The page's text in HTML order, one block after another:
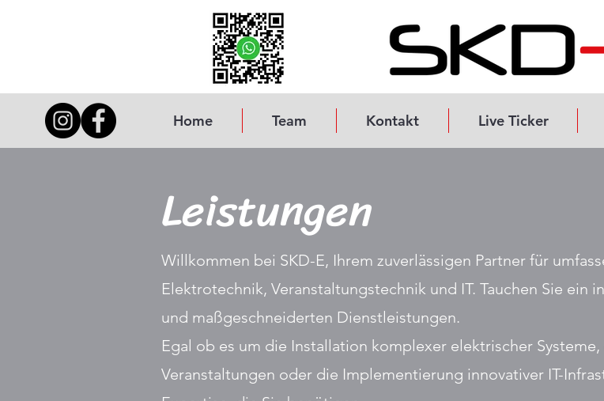
Home Team Kontakt Live Ticker
Leistungen
Willkommen bei SKD-E, Ihrem zuverlässigen Partner für
Elektrotechnik, Veranstaltungstechnik und IT. Tauchen Sie ein
und maßgeschneiderten Dienstleistungen.
Egal ob es um die Installation komplexer elektrischer
Veranstaltungen oder die Implementierung innovativer IT-